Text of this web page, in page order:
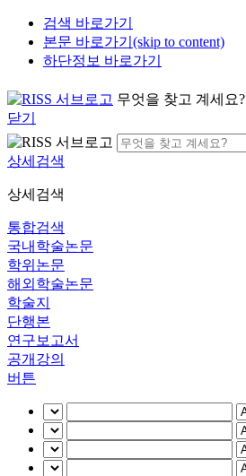
검색 바로가기
본문 바로가기(skip to content)
하단정보 바로가기
무엇을 찾고 계세요?
닫기
상세검색
상세검색
통합검색
국내학술논문
학위논문
해외학술논문
학술지
단행본
연구보고서
공개강의
버튼